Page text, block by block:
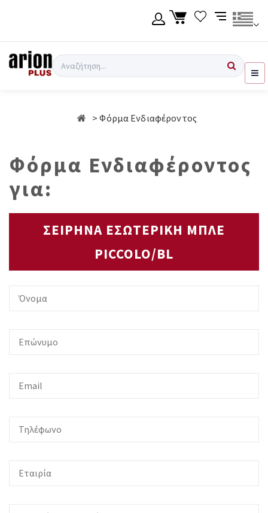
Σύνδεση χρήση
Αναζήτηση
Φόρμα Ενδιαφέροντος
Φόρμα Ενδιαφέροντος
για:
ΣΕΙΡΗΝΑ ΕΣΩΤΕΡΙΚΗ ΜΠΛΕ
PICCOLO/BL